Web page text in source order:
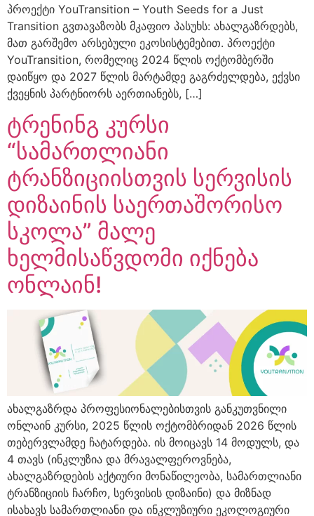
პროექტი YouTransition – Youth Seeds for a Just
Transition გვთავაზობს მკაფიო პასუხს: ახალგაზრდებს,
მათ გარშემო არსებული ეკოსისტემებით. პროექტი
YouTransition, რომელიც 2024 წლის ოქტომბერში
დაიწყო და 2027 წლის მარტამდე გაგრძელდება, ექვსი
ქვეყნის პარტნიორს აერთიანებს, […]
ტრენინგ კურსი
“სამართლიანი
ტრანზიციისთვის სერვისის
დიზაინის საერთაშორისო
სკოლა” მალე
ხელმისაწვდომი იქნება
ონლაინ!
ახალგაზრდა პროფესიონალებისთვის განკუთვნილი
ონლაინ კურსი, 2025 წლის ოქტომბრიდან 2026 წლის
თებერვლამდე ჩატარდება. ის მოიცავს 14 მოდულს, და
4 თავს (ინკლუზია და მრავალფეროვნება,
ახალგაზრდების აქტიური მონაწილეობა, სამართლიანი
ტრანზიციის ჩარჩო, სერვისის დიზაინი) და მიზნად
ისახავს სამართლიანი და ინკლუზიური ეკოლოგიური